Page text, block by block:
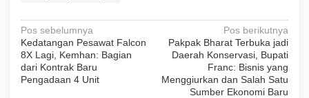
Navigasi
pos
Pos sebelumnya
Kedatangan Pesawat Falcon
8X Lagi, Kemhan: Bagian
dari Kontrak Baru
Pengadaan 4 Unit
Pos berikutnya
Pakpak Bharat Terbuka jadi
Daerah Konservasi, Bupati
Franc: Bisnis yang
Menggiurkan dan Salah Satu
Sumber Ekonomi Baru